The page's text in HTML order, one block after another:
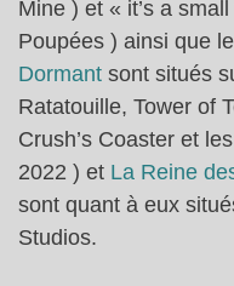
Mine ) et « it’s a
Poupées ) ainsi que le
Dormant sont situés
Ratatouille, Tower of
Crush’s Coaster et les
2022 ) et La Reine
sont quant à eux
Studios.